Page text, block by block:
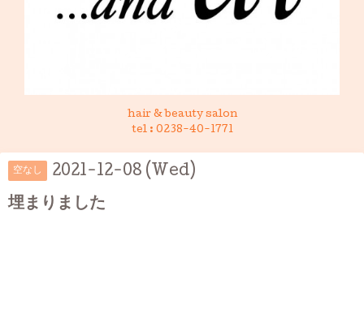
hair & beauty salon
tel : 0238-40-1771
空なし 2021-12-08 (Wed)
埋まりました